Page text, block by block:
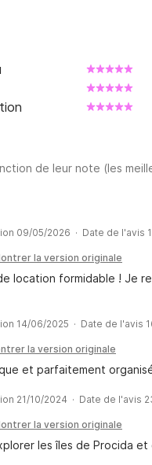
de leur note (les
09/05/2026 · Date de l'avis
la version originale
location formidable ! Je
14/06/2025 · Date de l'avis
la version originale
et parfaitement
21/10/2024 · Date de l'avis
la version originale
les îles de Procida et